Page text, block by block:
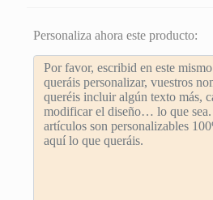
Personaliza ahora este producto: